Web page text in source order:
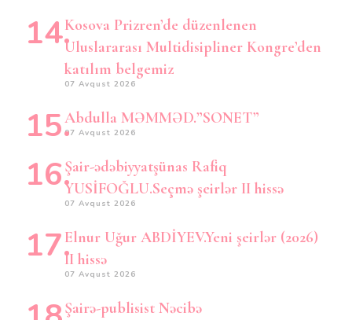
Kosova Prizren’de düzenlenen
Uluslararası Multidisipliner Kongre’den
katılım belgemiz
07 Avqust 2026
Abdulla MƏMMƏD.”SONET”
07 Avqust 2026
Şair-ədəbiyyatşünas Rafiq
YUSİFOĞLU.Seçmə şeirlər II hissə
07 Avqust 2026
Elnur Uğur ABDİYEV.Yeni şeirlər (2026)
II hissə
07 Avqust 2026
Şairə-publisist Nəcibə